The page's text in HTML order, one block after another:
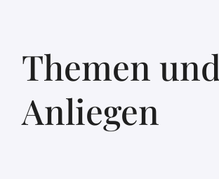
Themen und
Anliegen